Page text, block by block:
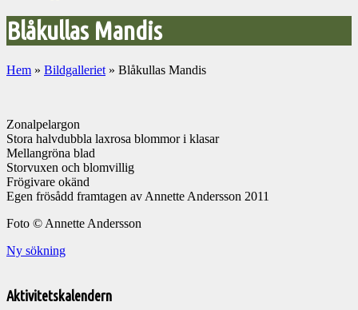
Blåkullas Mandis
Hem » Bildgalleriet » Blåkullas Mandis
Zonalpelargon
Stora halvdubbla laxrosa blommor i klasar
Mellangröna blad
Storvuxen och blomvillig
Frögivare okänd
Egen frösådd framtagen av Annette Andersson 2011
Foto © Annette Andersson
Ny sökning
till
Aktivitetskalendern